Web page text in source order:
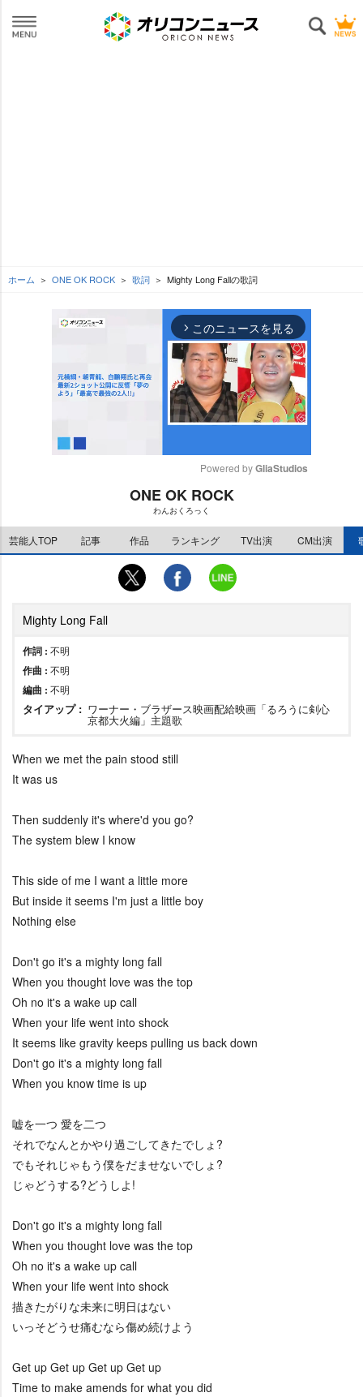
ホーム ONE OK ROCK 歌詞 Mighty Long Fallの歌詞
arrow_forward_ios このニュースを見る
e
Powered by GliaStudios
ONE OK ROCK
わんおくろっく
芸能人TOP 記事 作品 ランキング TV出演 CM出演
Mighty Long Fall
作詞 : 不明
作曲 : 不明
編曲 : 不明
タイアップ : ワーナー・ブラザース映画配給映画「るろうに剣心
京都大火編」主題歌
When we met the pain stood still
It was us
Then suddenly it's where'd you go?
The system blew I know
This side of me I want a little more
But inside it seems I'm just a little boy
Nothing else
Don't go it's a mighty long fall
When you thought love was the top
Oh no it's a wake up call
When your life went into shock
It seems like gravity keeps pulling us back down
Don't go it's a mighty long fall
When you know time is up
嘘を一つ 愛を二つ
それでなんとかやり過ごしてきたでしょ?
でもそれじゃもう僕をだませないでしょ?
じゃどうする?どうしよ!
Don't go it's a mighty long fall
When you thought love was the top
Oh no it's a wake up call
When your life went into shock
描きたがりな未来に明日はない
いっそどうせ痛むなら傷め続けよう
Get up Get up Get up Get up
Time to make amends for what you did